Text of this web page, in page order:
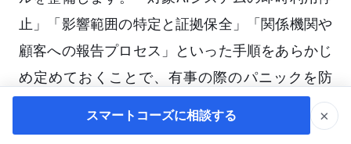
止」「影響範囲の特定と証拠保全」「関係機関や
顧客への報告プロセス」といった手順をあらかじ
め定めておくことで、有事の際のパニックを防
ぎ、被害を最小限に食い止めることができます。
スマートコーズに相談する ×